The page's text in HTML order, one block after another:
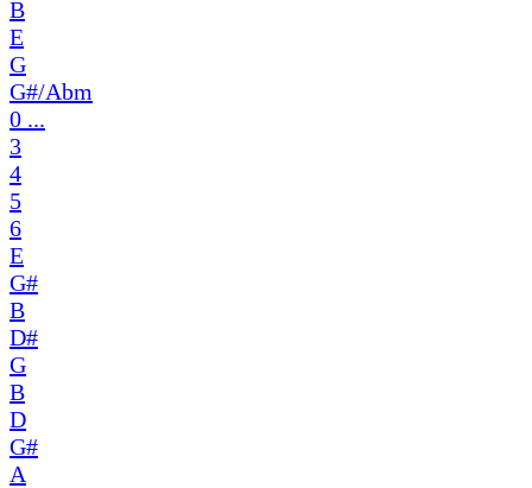
B
E
G
G#/Abm
0 ...
3
4
5
6
E
G#
B
D#
G
B
D
G#
A